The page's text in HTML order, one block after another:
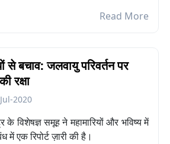
Read More
से बचाव: जलवायु परिवर्तन पर
रक्षा
2020
के विशेषज्ञ समूह ने महामारियों और भविष्य में
एक रिपोर्ट ज़ारी की है।